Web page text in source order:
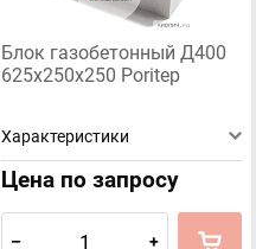
Блок газобетонный Д400
625х250х250 Poritep
Характеристики
Цена по запросу
– +